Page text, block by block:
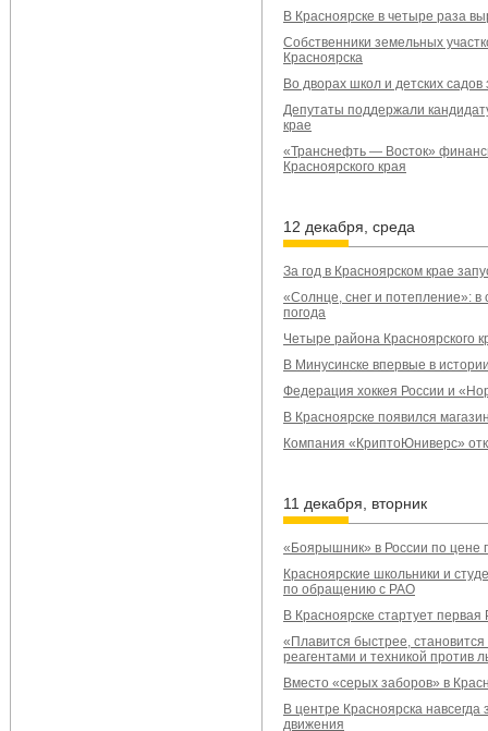
В Красноярске в четыре раза
Собственники земельных
Красноярска
Во дворах школ и детских
Депутаты поддержали
крае
«Транснефть — Восток»
Красноярского края
12 декабря, среда
За год в Красноярском крае
«Солнце, снег и потепление»: в
погода
Четыре района Красноярского
В Минусинске впервые в
Федерация хоккея России и
В Красноярске появился
Компания «КриптоЮниверс»
11 декабря, вторник
«Боярышник» в России по цене
Красноярские школьники и
по обращению с РАО
В Красноярске стартует
«Плавится быстрее,
реагентами и техникой против
Вместо «серых заборов» в
В центре Красноярска
движения